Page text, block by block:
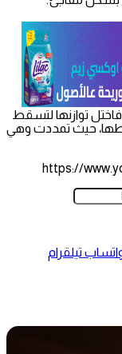
توازنها لتسقط
حيث تمددت وهي
https://
تيلقرام